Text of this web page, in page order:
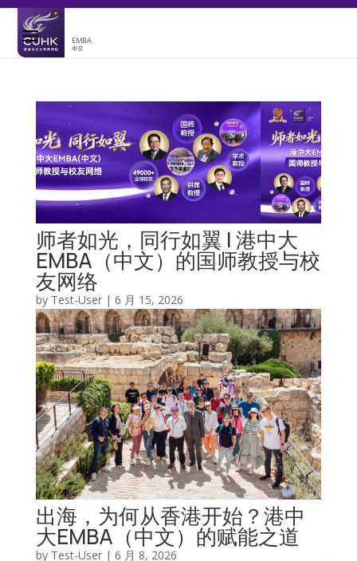
师者如光，同行如翼 | 港中大
EMBA（中文）的国师教授与校
友网络
by Test-User| 6 月 15, 2026
出海，为何从香港开始？港中
大EMBA（中文）的赋能之道
by Test-User| 6 月 8, 2026